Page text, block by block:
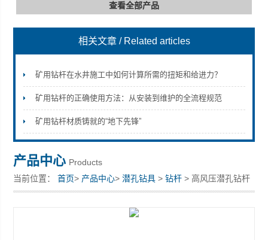
宣化县瑞科钻孔机械厂
查看全部产品
相关文章 / Related articles
矿用钻杆在水井施工中如何计算所需的扭矩和给进力？
矿用钻杆的正确使用方法：从安装到维护的全流程规范
矿用钻杆材质铸就的“地下先锋”
产品中心 Products
当前位置：首页> 产品中心>潜孔钻具 >钻杆 > 高风压潜孔钻杆
摩擦焊工艺宣化钻杆厂家